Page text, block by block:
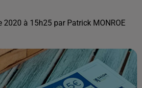
2020 à 15h25 par Patrick MONROE